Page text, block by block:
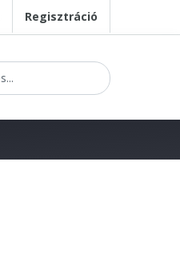
Regisztráció